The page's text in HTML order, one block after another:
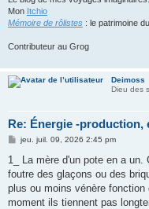
Mon Itchio
Mémoire de rôlistes : le patrimoine
Contributeur au Grog
Deimoss
Dieu des
Re: Énergie -production,
M
s
a
g
jeu. juil. 09, 2026 2:45 pm
1_ La mère d'un pote en a
foutre des glaçons ou des
plus ou moins vénère
moment ils tiennent pas